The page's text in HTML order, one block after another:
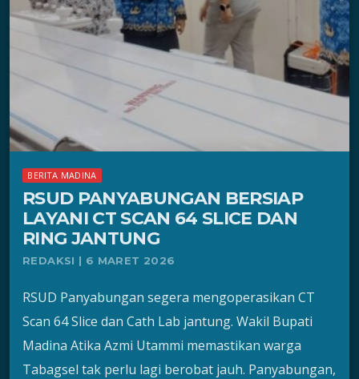
BERITA MADINA
RSUD PANYABUNGAN BERSIAP
LAYANI CT SCAN 64 SLICE DAN
RING JANTUNG
REDAKSI | 6 MARET 2026
RSUD Panyabungan segera mengoperasikan CT
Scan 64 Slice dan Cath Lab jantung. Wakil Bupati
Madina Atika Azmi Utammi memastikan warga
Tabagsel tak perlu lagi berobat jauh. Panyabungan,